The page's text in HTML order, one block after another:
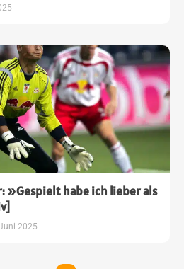
»Gespielt habe ich lieber als
2025